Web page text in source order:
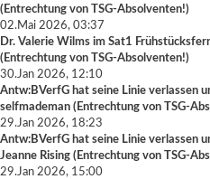
( Entrechtung von TSG-Absolventen!)
02.Mai 2026, 03:37
Dr. Valerie Wilms im Sat1
( Entrechtung von TSG-Absolventen!)
30.Jan 2026, 12:10
Antw:BVerfG hat seine Linie verlassen
selfmademan ( Entrechtung von TSG-
29.Jan 2026, 18:23
Antw:BVerfG hat seine Linie verlassen
Jeanne Rising ( Entrechtung von TSG-
29.Jan 2026, 15:00